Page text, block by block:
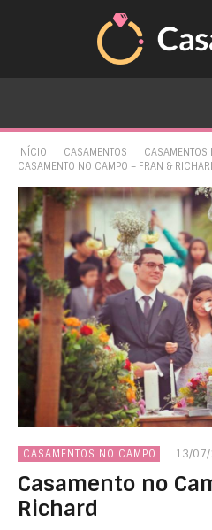
INÍCIO CASAMENTOS CASAMENTOS
CASAMENTO NO CAMPO – FRAN &
CASAMENTOS NO CAMPO 13/
Casamento no
Richard